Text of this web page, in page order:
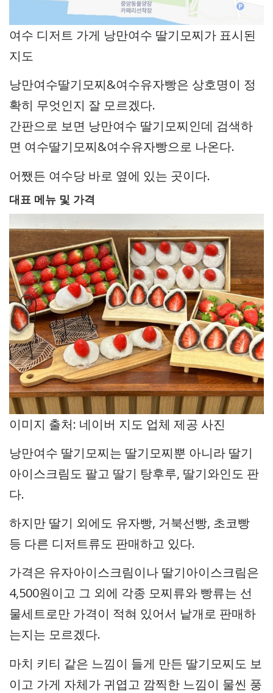
여수 디저트 가게 낭만여수 딸기모찌가 표시된
지도
낭만여수딸기모찌&여수유자빵은 상호명이 정
확히 무엇인지 잘 모르겠다.
간판으로 보면 낭만여수 딸기모찌인데 검색하
면 여수딸기모찌&여수유자빵으로 나온다.
어쨌든 여수당 바로 옆에 있는 곳이다.
대표 메뉴 및 가격
이미지 출처: 네이버 지도 업체 제공 사진
낭만여수 딸기모찌는 딸기모찌뿐 아니라 딸기
아이스크림도 팔고 딸기 탕후루, 딸기와인도 판
다.
하지만 딸기 외에도 유자빵, 거북선빵, 초코빵
등 다른 디저트류도 판매하고 있다.
가격은 유자아이스크림이나 딸기아이스크림은
4,500원이고 그 외에 각종 모찌류와 빵류는 선
물세트로만 가격이 적혀 있어서 낱개로 판매하
는지는 모르겠다.
마치 키티 같은 느낌이 들게 만든 딸기모찌도 보
이고 가게 자체가 귀엽고 깜찍한 느낌이 물씬 풍